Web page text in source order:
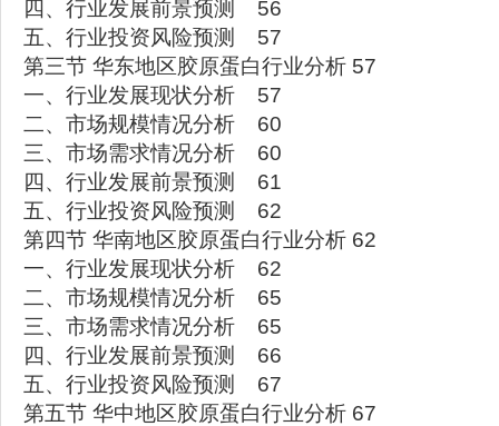
四、行业发展前景预测 56
五、行业投资风险预测 57
第三节 华东地区胶原蛋白行业分析 57
一、行业发展现状分析 57
二、市场规模情况分析 60
三、市场需求情况分析 60
四、行业发展前景预测 61
五、行业投资风险预测 62
第四节 华南地区胶原蛋白行业分析 62
一、行业发展现状分析 62
二、市场规模情况分析 65
三、市场需求情况分析 65
四、行业发展前景预测 66
五、行业投资风险预测 67
第五节 华中地区胶原蛋白行业分析 67